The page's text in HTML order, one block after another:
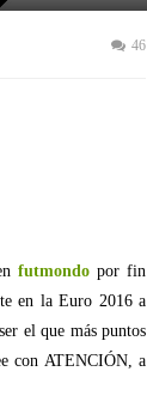
46
futmondo por fin
en la Euro 2016 a
el que más puntos
con ATENCIÓN, a